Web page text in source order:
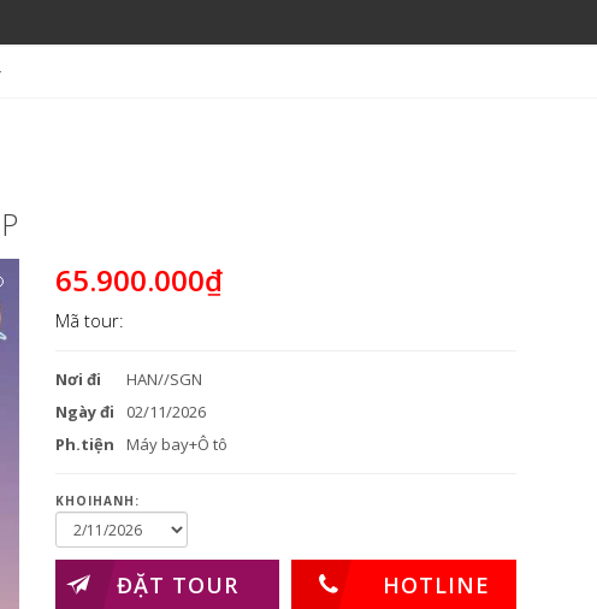
65.900.000₫
Mã tour:
Nơi đi
HAN//SGN
Ngày đi
02/11/2026
Ph.tiện
Máy bay+Ô tô
KHOIHANH:
ĐẶT TOUR HOTLINE